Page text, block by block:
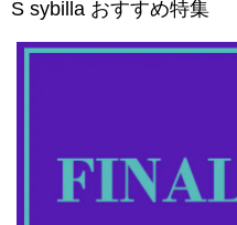
S sybilla おすすめ特集